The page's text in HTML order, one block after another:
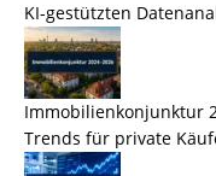
KI-gestützten
Immobilienkonjunktur
Trends für private